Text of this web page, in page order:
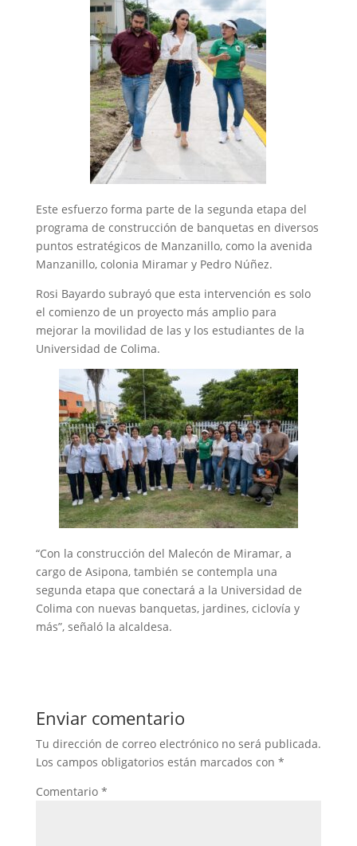
Este esfuerzo forma parte de la segunda etapa del
programa de construcción de banquetas en diversos
puntos estratégicos de Manzanillo, como la avenida
Manzanillo, colonia Miramar y Pedro Núñez.
Rosi Bayardo subrayó que esta intervención es solo
el comienzo de un proyecto más amplio para
mejorar la movilidad de las y los estudiantes de la
Universidad de Colima.
“Con la construcción del Malecón de Miramar, a
cargo de Asipona, también se contempla una
segunda etapa que conectará a la Universidad de
Colima con nuevas banquetas, jardines, ciclovía y
más”, señaló la alcaldesa.
Enviar comentario
Tu dirección de correo electrónico no será publicada.
Los campos obligatorios están marcados con *
Comentario *